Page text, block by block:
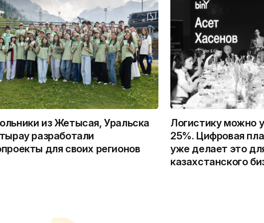
из Жетысая, Уральска
разработали
для своих регионов
Логистику можно
25%. Цифровая
уже делает это
казахстанского